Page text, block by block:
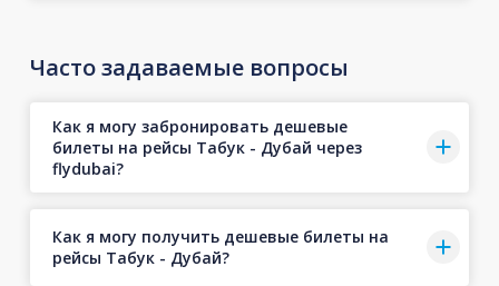
Часто задаваемые вопросы
Как я могу забронировать дешевые
билеты на рейсы Табук - Дубай через
flydubai?
Как я могу получить дешевые билеты на
рейсы Табук - Дубай?